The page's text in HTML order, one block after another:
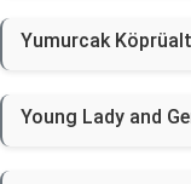
Yumurcak
Young Lady and